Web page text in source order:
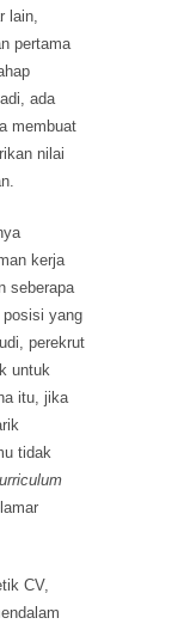
lain,
pertama
ada
membuat
nilai
kerja
seberapa
posisi yang
perekrut
untuk
itu, jika
tidak
CV,